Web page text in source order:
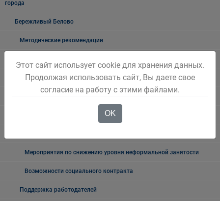
города
Бережливый Белово
Методические рекомендации
Новостной блок
Мероприятия по снижению уровня неформальной занятости
Возможности социального контракта
Поддержка работодателей
Этот сайт использует cookie для хранения данных.
Продолжая использовать сайт, Вы даете свое
согласие на работу с этими файлами.
OK